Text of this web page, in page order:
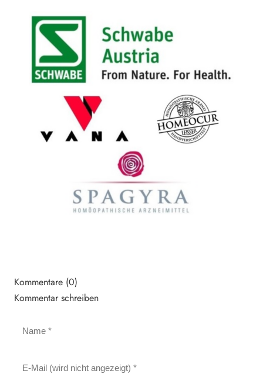
Kommentare (0)
Kommentar schreiben